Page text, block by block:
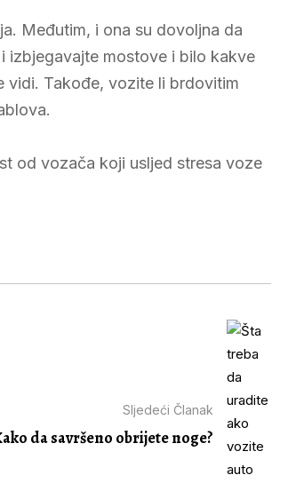
Međutim, i ona su dovoljna da
izbjegavajte mostove i bilo kakve
vidi. Takođe, vozite li brdovitim
od vozača koji usljed stresa voze
Sljedeći Članak
da savršeno obrijete noge?